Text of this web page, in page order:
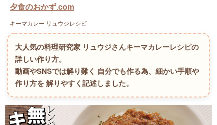
夕食のおかず.com
キーマカレー リュウジレシピ
大人気の料理研究家 リュウジさんキーマカレーレシピの
詳しい作り方。
動画やSNSでは解り難く 自分でも作る為、細かい手順や
作り方を 解りやすく記述しました。